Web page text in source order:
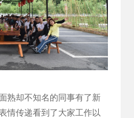
熟却不知名的同事有了新
情传递看到了大家工作以